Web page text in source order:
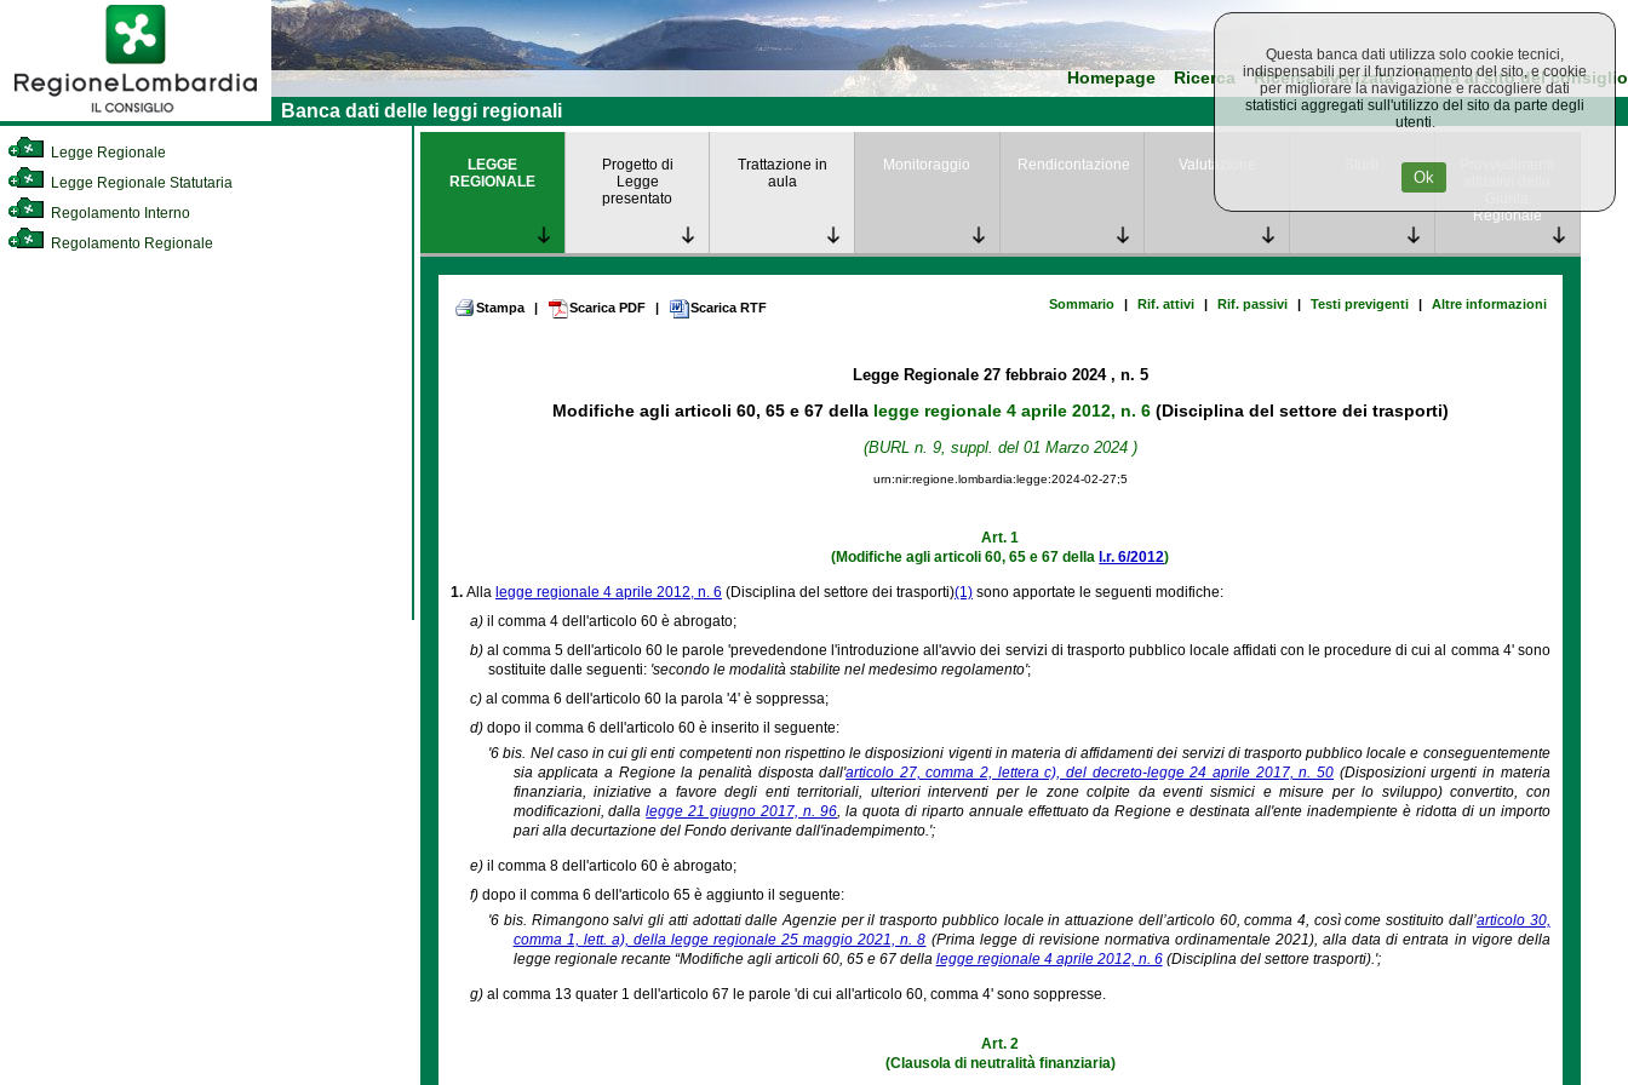
Homepage Ricerca Ricerca avanzata Torna al sito del consiglio
Banca dati delle leggi regionali
Legge Regionale
Legge Regionale Statutaria
Regolamento Interno
Regolamento Regionale
LEGGE
REGIONALE
Progetto di
Legge
presentato
Trattazione in
aula
Monitoraggio Rendicontazione Valutazione
Regionale
Stampa | Scarica PDF | Scarica RTF Sommario | Rif. attivi | Rif. passivi | Testi previgenti | Altre informazioni
Legge Regionale 27 febbraio 2024 , n. 5
Modifiche agli articoli 60, 65 e 67 della legge regionale 4 aprile 2012, n. 6(Disciplina del settore dei trasporti)
(BURL n. 9, suppl. del 01 Marzo 2024 )
urn:nir:regione.lombardia:legge:2024-02-27;5
Art. 1
(Modifiche agli articoli 60, 65 e 67 della l.r. 6/2012)
1. Alla legge regionale 4 aprile 2012, n. 6 (Disciplina del settore dei trasporti)(1) sono apportate le seguenti modifiche:
a) il comma 4 dell'articolo 60 è abrogato;
b) al comma 5 dell'articolo 60 le parole 'prevedendone l'introduzione all'avvio dei servizi di trasporto pubblico locale affidati con le procedure di cui al comma 4' sono
sostituite dalle seguenti: 'secondo le modalità stabilite nel medesimo regolamento';
c) al comma 6 dell'articolo 60 la parola '4' è soppressa;
d) dopo il comma 6 dell'articolo 60 è inserito il seguente:
'6 bis. Nel caso in cui gli enti competenti non rispettino le disposizioni vigenti in materia di affidamenti dei servizi di trasporto pubblico locale e conseguentemente
sia applicata a Regione la penalità disposta dall'articolo 27, comma 2, lettera c), del decreto-legge 24 aprile 2017, n. 50 (Disposizioni urgenti in materia
finanziaria, iniziative a favore degli enti territoriali, ulteriori interventi per le zone colpite da eventi sismici e misure per lo sviluppo) convertito, con
modificazioni, dallalegge 21 giugno 2017, n. 96, la quota di riparto annuale effettuato da Regione e destinata all'ente inadempiente è ridotta di un importo
pari alla decurtazione del Fondo derivante dall'inadempimento.';
e) il comma 8 dell'articolo 60 è abrogato;
f) dopo il comma 6 dell'articolo 65 è aggiunto il seguente:
'6 bis. Rimangono salvi gli atti adottati dalle Agenzie per il trasporto pubblico locale in attuazione dell’articolo 60, comma 4, così come sostituito dall’articolo 30,
comma 1, lett. a), della legge regionale 25 maggio 2021, n. 8 (Prima legge di revisione normativa ordinamentale 2021), alla data di entrata in vigore della
legge regionale recante “Modifiche agli articoli 60, 65 e 67 della legge regionale 4 aprile 2012, n. 6(Disciplina del settore trasporti).';
g) al comma 13 quater 1 dell'articolo 67 le parole 'di cui all'articolo 60, comma 4' sono soppresse.
Art. 2
(Clausola di neutralità finanziaria)
Questa banca dati utilizza solo cookie tecnici,
indispensabili per il funzionamento del sito, e cookie
per migliorare la navigazione e raccogliere dati
statistici aggregati sull'utilizzo del sito da parte degli
utenti.
Ok